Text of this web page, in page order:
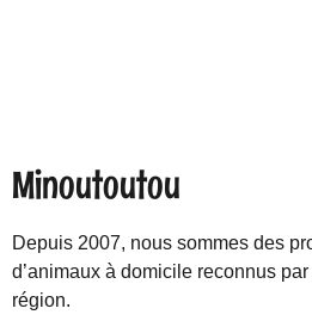
Minoutoutou
Depuis 2007, nous sommes des
d’animaux à domicile reconnus
région.